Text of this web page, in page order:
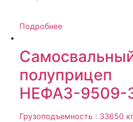
Подробнее
полуприцеп
НЕФАЗ-9509-
Грузоподъемность : 33650